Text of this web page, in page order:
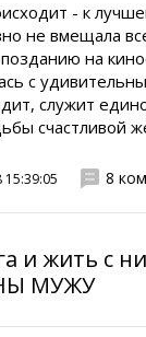
- к
не вмещала
на
с
служит
счастливой
15:39:05 8
и жить с
МУЖУ